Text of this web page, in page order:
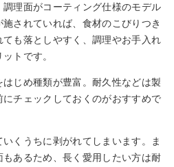
理面がコーティング仕様のモデル
されていれば、食材のこびりつき
も落としやすく、調理やお手入れ
トです。
じめ種類が豊富。耐久性などは製
チェックしておくのがおすすめで
くうちに剥がれてしまいます。ま
あるため、長く愛用したい方は耐